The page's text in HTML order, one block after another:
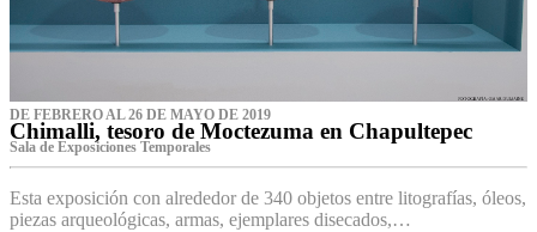
DE FEBRERO AL 26 DE MAYO DE 2019
Chimalli, tesoro de Moctezuma en Chapultepec
Sala de Exposiciones Temporales
Esta exposición con alrededor de 340 objetos entre litografías, óleos,
piezas arqueológicas, armas, ejemplares disecados,…